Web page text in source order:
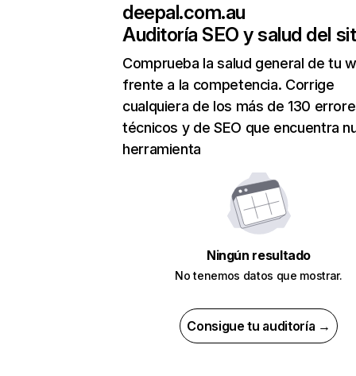
deepal.com.au
Auditoría SEO y salud del
Comprueba la salud general de tu
frente a la competencia. Corrige
cualquiera de los más de 130
técnicos y de SEO que encuentra
herramienta
Ningún resultado
No tenemos datos que mostrar.
Consigue tu auditoría →